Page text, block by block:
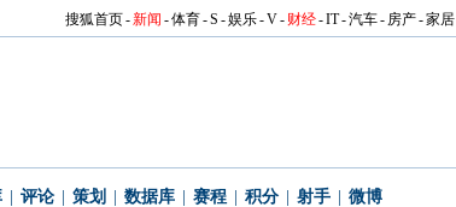
搜狐首页-新闻 -体育-S -娱乐-V- 财经-IT-汽车- 房产-家居
评论 策划 数据库 赛程 积分 射手 微博